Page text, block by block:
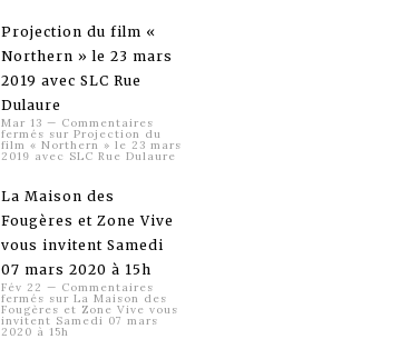
Projection du film «
Northern » le 23 mars
2019 avec SLC Rue
Dulaure
Mar 13 — Commentaires
fermés sur Projection du
film « Northern » le 23 mars
2019 avec SLC Rue Dulaure
La Maison des
Fougères et Zone Vive
vous invitent Samedi
07 mars 2020 à 15h
Fév 22 — Commentaires
fermés sur La Maison des
Fougères et Zone Vive vous
invitent Samedi 07 mars
2020 à 15h